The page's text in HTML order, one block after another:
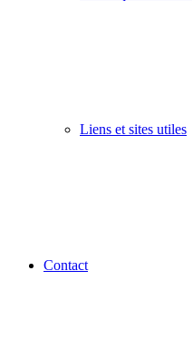
Liens et sites utiles
Contact